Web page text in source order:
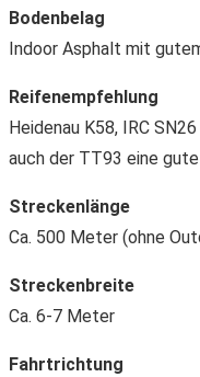
Bodenbelag
Indoor Asphalt mit
Reifenempfehlung
Heidenau K58, IRC
auch der TT93 eine gute
Streckenlänge
Ca. 500 Meter (ohne
Streckenbreite
Ca. 6-7 Meter
Fahrtrichtung